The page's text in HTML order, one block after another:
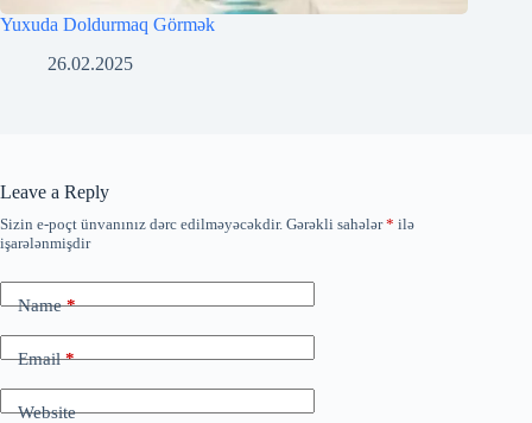
Yuxuda Doldurmaq Görmək
26.02.2025
Leave a Reply
Sizin e-poçt ünvanınız dərc edilməyəcəkdir. Gərəkli sahələr* ilə
işarələnmişdir
Name*
Email*
Website